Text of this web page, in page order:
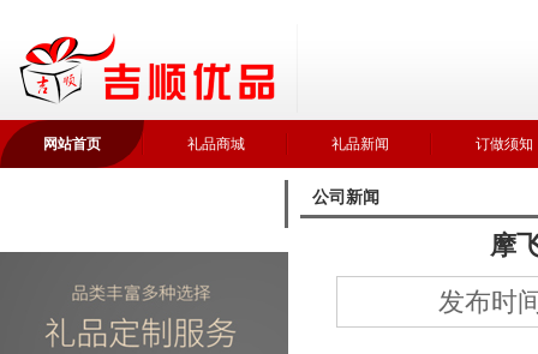
网站首页 礼品商城 礼品新闻 订做须知
公司新闻
摩
发布时